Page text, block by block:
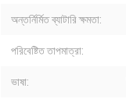
অন্তর্নির্মিত ব্যাটারি ক্ষমতা:
পরিবেষ্টিত তাপমাত্রা:
ভাষা: